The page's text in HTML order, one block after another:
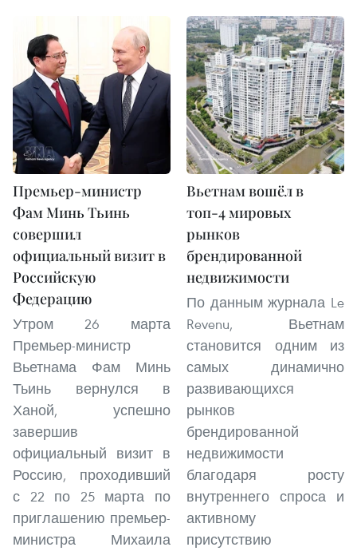
Премьер-министр
Фам Минь Тьинь
совершил
официальный визит в
Российскую
Федерацию
Утром 26 марта
Премьер-министр
Вьетнама Фам Минь
Тьинь вернулся в
Ханой, успешно
завершив
официальный визит в
Россию, проходивший
с 22 по 25 марта по
приглашению премьер-
министра Михаила
Вьетнам вошёл в
топ-4 мировых
рынков
брендированной
недвижимости
По данным журнала Le
Revenu, Вьетнам
становится одним из
самых динамично
развивающихся
рынков
брендированной
недвижимости
благодаря росту
внутреннего спроса и
активному
присутствию